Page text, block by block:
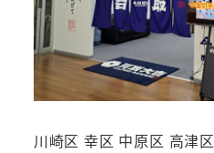
川崎区 幸区 中原区 高津